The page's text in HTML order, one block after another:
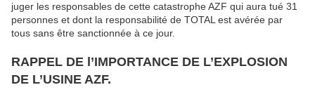
juger les responsables de cette catastrophe AZF qui aura tué 31
personnes et dont la responsabilité de TOTAL est avérée par
tous sans être sanctionnée à ce jour.
RAPPEL DE l’IMPORTANCE DE L’EXPLOSION
DE L’USINE AZF.